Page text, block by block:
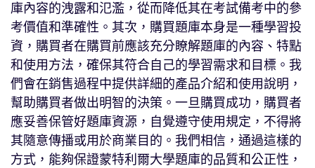
庫內容的洩露和氾濫，從而降低其在考試備考中的參
考價值和準確性。其次，購買題庫本身是一種學習投
資，購買者在購買前應該充分瞭解題庫的內容、特點
和使用方法，確保其符合自己的學習需求和目標。我
們會在銷售過程中提供詳細的產品介紹和使用說明，
幫助購買者做出明智的決策。一旦購買成功，購買者
應妥善保管好題庫資源，自覺遵守使用規定，不得將
其隨意傳播或用於商業目的。我們相信，通過這樣的
方式，能夠保證蒙特利爾大學題庫的品質和公正性，